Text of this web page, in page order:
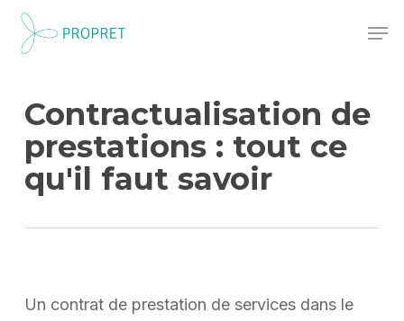
Skip
Contractualisation de
prestations : tout ce
qu'il faut savoir
Un contrat de prestation de services dans le